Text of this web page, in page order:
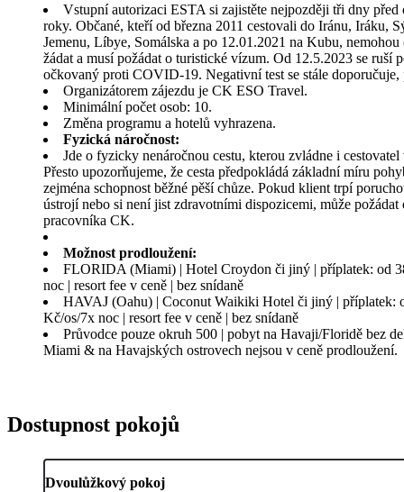
Vstupní autorizaci ESTA si zajistěte nejpozději tři dny před
roky. Občané, kteří od března 2011 cestovali do Iránu, Iráku,
Jemenu, Líbye, Somálska a po 12.01.2021 na Kubu,
žádat a musí požádat o turistické vízum. Od 12.5.2023 se ruší
očkovaný proti COVID-19. Negativní test se stále
Organizátorem zájezdu je CK ESO Travel.
Minimální počet osob: 10.
Změna programu a hotelů vyhrazena.
Fyzická náročnost:
Jde o fyzicky nenáročnou cestu, kterou zvládne i
Přesto upozorňujeme, že cesta předpokládá základní míru
zejména schopnost běžné pěší chůze. Pokud klient trpí
ústrojí nebo si není jist zdravotními dispozicemi, může požádat
pracovníka CK.
Možnost prodloužení:
FLORIDA (Miami) | Hotel Croydon či jiný | příplatek: od
noc | resort fee v ceně | bez snídaně
HAVAJ (Oahu) | Coconut Waikiki Hotel či jiný | příplatek:
Kč/os/7x noc | resort fee v ceně | bez snídaně
Průvodce pouze okruh 500 | pobyt na Havaji/Floridě bez
Miami & na Havajských ostrovech nejsou v ceně prodloužení.
Dostupnost pokojů
Dvoulůžkový pokoj